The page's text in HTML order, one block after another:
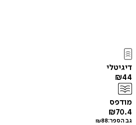
דיגיטלי
₪44
מודפס
₪70.4
גב הספר: ₪88